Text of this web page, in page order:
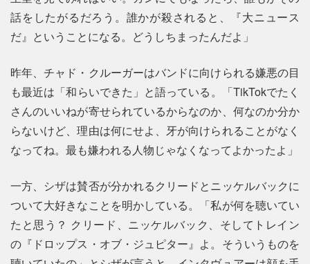
話をしたがるだろう。誰かが殺されると、『大ニュース
だ』ということになる。どうしちまったんだよ」
昨年、チャド・クルーガーはバンドに向けられる嫌悪の目
も最近は「和らいできた」と語っている。「TikTokでたく
さんのいいねが寄せられているからなのか、何なのか分か
らないけど、理由は何にせよ、牙が向けられることがなく
なってね。最も嫌われる人物じゃなくなってよかったよ」
一方、シザは賛否が分かれるクリードとニッケルバックに
ついて大好きなことを明かしている。「私が何を聴いてい
たと思う？ クリード、ニッケルバック、そしてトレイン
の『ドロップス・オブ・ジュピター』よ。そういうものを